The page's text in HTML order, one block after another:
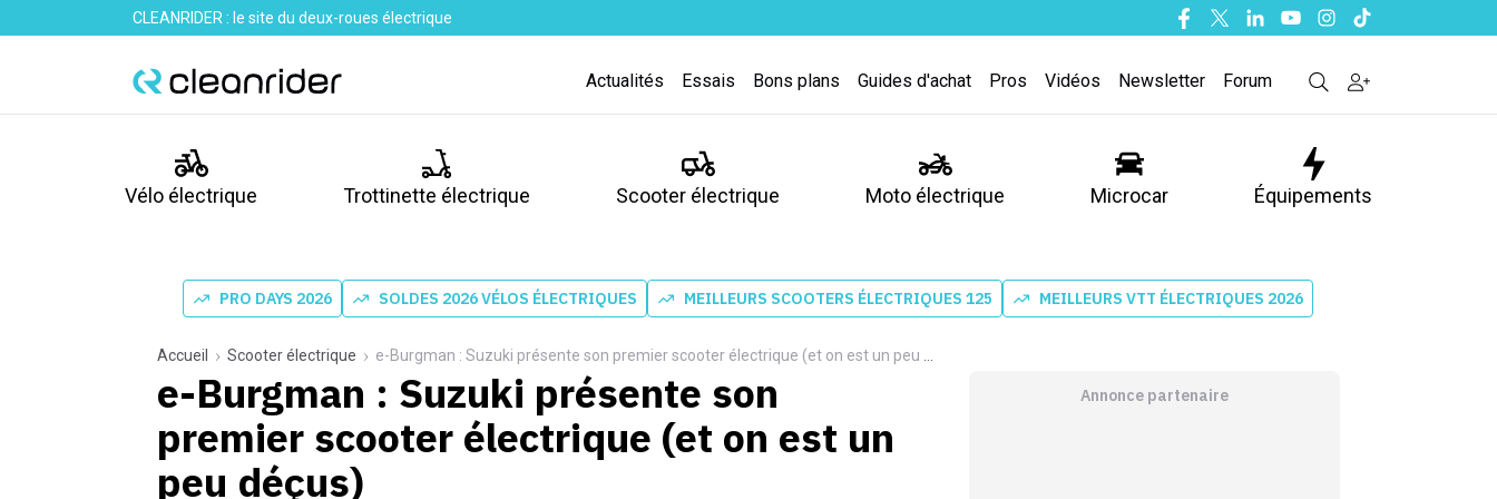
CLEANRIDER : le site du deux-roues électrique Facebook
TwitterLinkedinYoutubeInstagram
Tiktok
Actualités Essais Bons plans Guides d'achat Pros Vidéos Newsletter Forum
Vélo électrique Trottinette électrique Scooter électrique Moto électrique Microcar Équipements
PRO DAYS 2026 SOLDES 2026 VÉLOS ÉLECTRIQUES MEILLEURS SCOOTERS ÉLECTRIQUES 125 MEILLEURS VTT ÉLECTRIQUES 2026
Accueil Scooter électrique e-Burgman : Suzuki présente son premier scooter électrique (et on est un peu déçus)
e-Burgman : Suzuki présente son
premier scooter électrique (et on est un
peu déçus)
Annonce partenaire